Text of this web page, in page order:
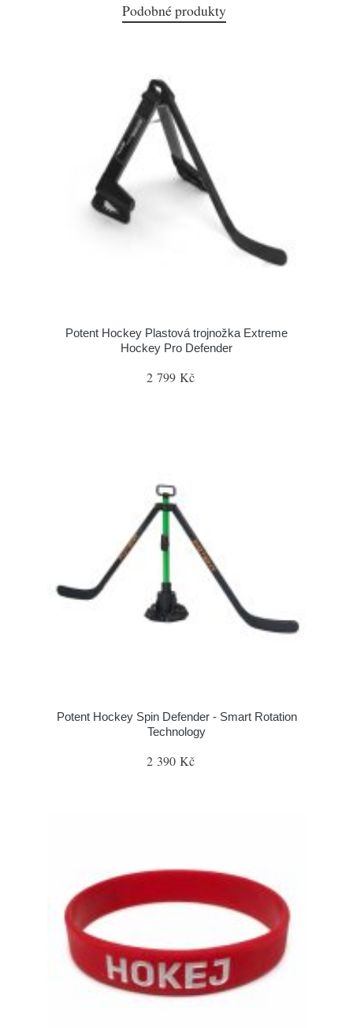
Podobné produkty
Potent Hockey Plastová trojnožka Extreme
Hockey Pro Defender
2 799 Kč
Potent Hockey Spin Defender - Smart Rotation
Technology
2 390 Kč